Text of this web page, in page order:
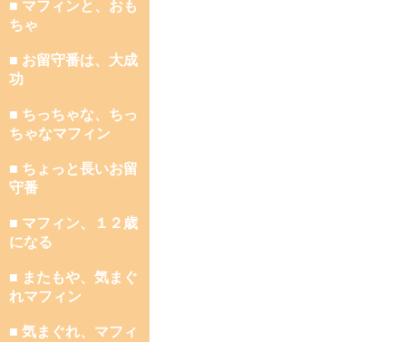
■ マフィンと、おも
ちゃ
■ お留守番は、大成
功
■ ちっちゃな、ちっ
ちゃなマフィン
■ ちょっと長いお留
守番
■ マフィン、１２歳
になる
■ またもや、気まぐ
れマフィン
■ 気まぐれ、マフィ